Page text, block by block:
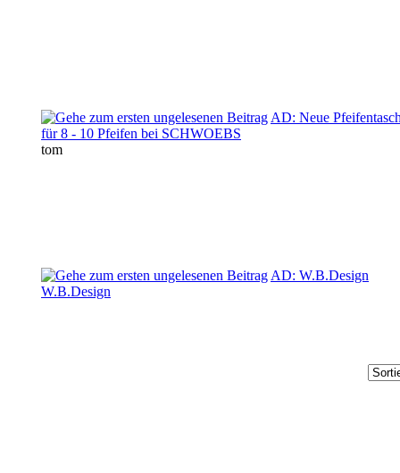
AD: Neue
für 8 - 10 Pfeifen bei SCHWOEBS
tom
AD: W.B.Design
W.B.Design